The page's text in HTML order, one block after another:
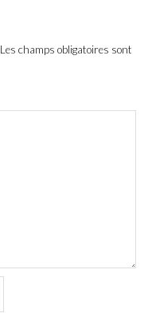
Les champs obligatoires sont